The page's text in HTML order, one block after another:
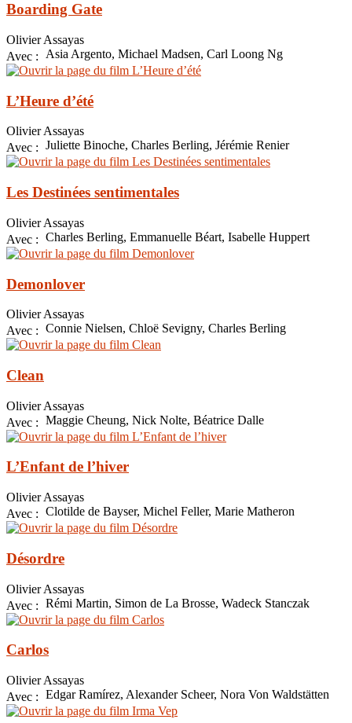
Boarding Gate
Olivier Assayas
Avec :
Asia Argento, Michael Madsen, Carl Loong Ng
L’Heure d’été
Olivier Assayas
Avec : Juliette Binoche, Charles Berling, Jérémie Renier
Les Destinées sentimentales
Olivier Assayas
Avec : Charles Berling, Emmanuelle Béart, Isabelle Huppert
Demonlover
Olivier Assayas
Avec : Connie Nielsen, Chloë Sevigny, Charles Berling
Clean
Olivier Assayas
Avec : Maggie Cheung, Nick Nolte, Béatrice Dalle
L’Enfant de l’hiver
Olivier Assayas
Avec : Clotilde de Bayser, Michel Feller, Marie Matheron
Désordre
Olivier Assayas
Avec : Rémi Martin, Simon de La Brosse, Wadeck Stanczak
Carlos
Olivier Assayas
Avec : Edgar Ramírez, Alexander Scheer, Nora Von Waldstätten